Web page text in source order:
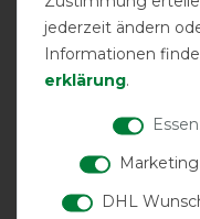
Garantie
jederzeit ändern
Informationen
erklärung.
Marketing
DHL